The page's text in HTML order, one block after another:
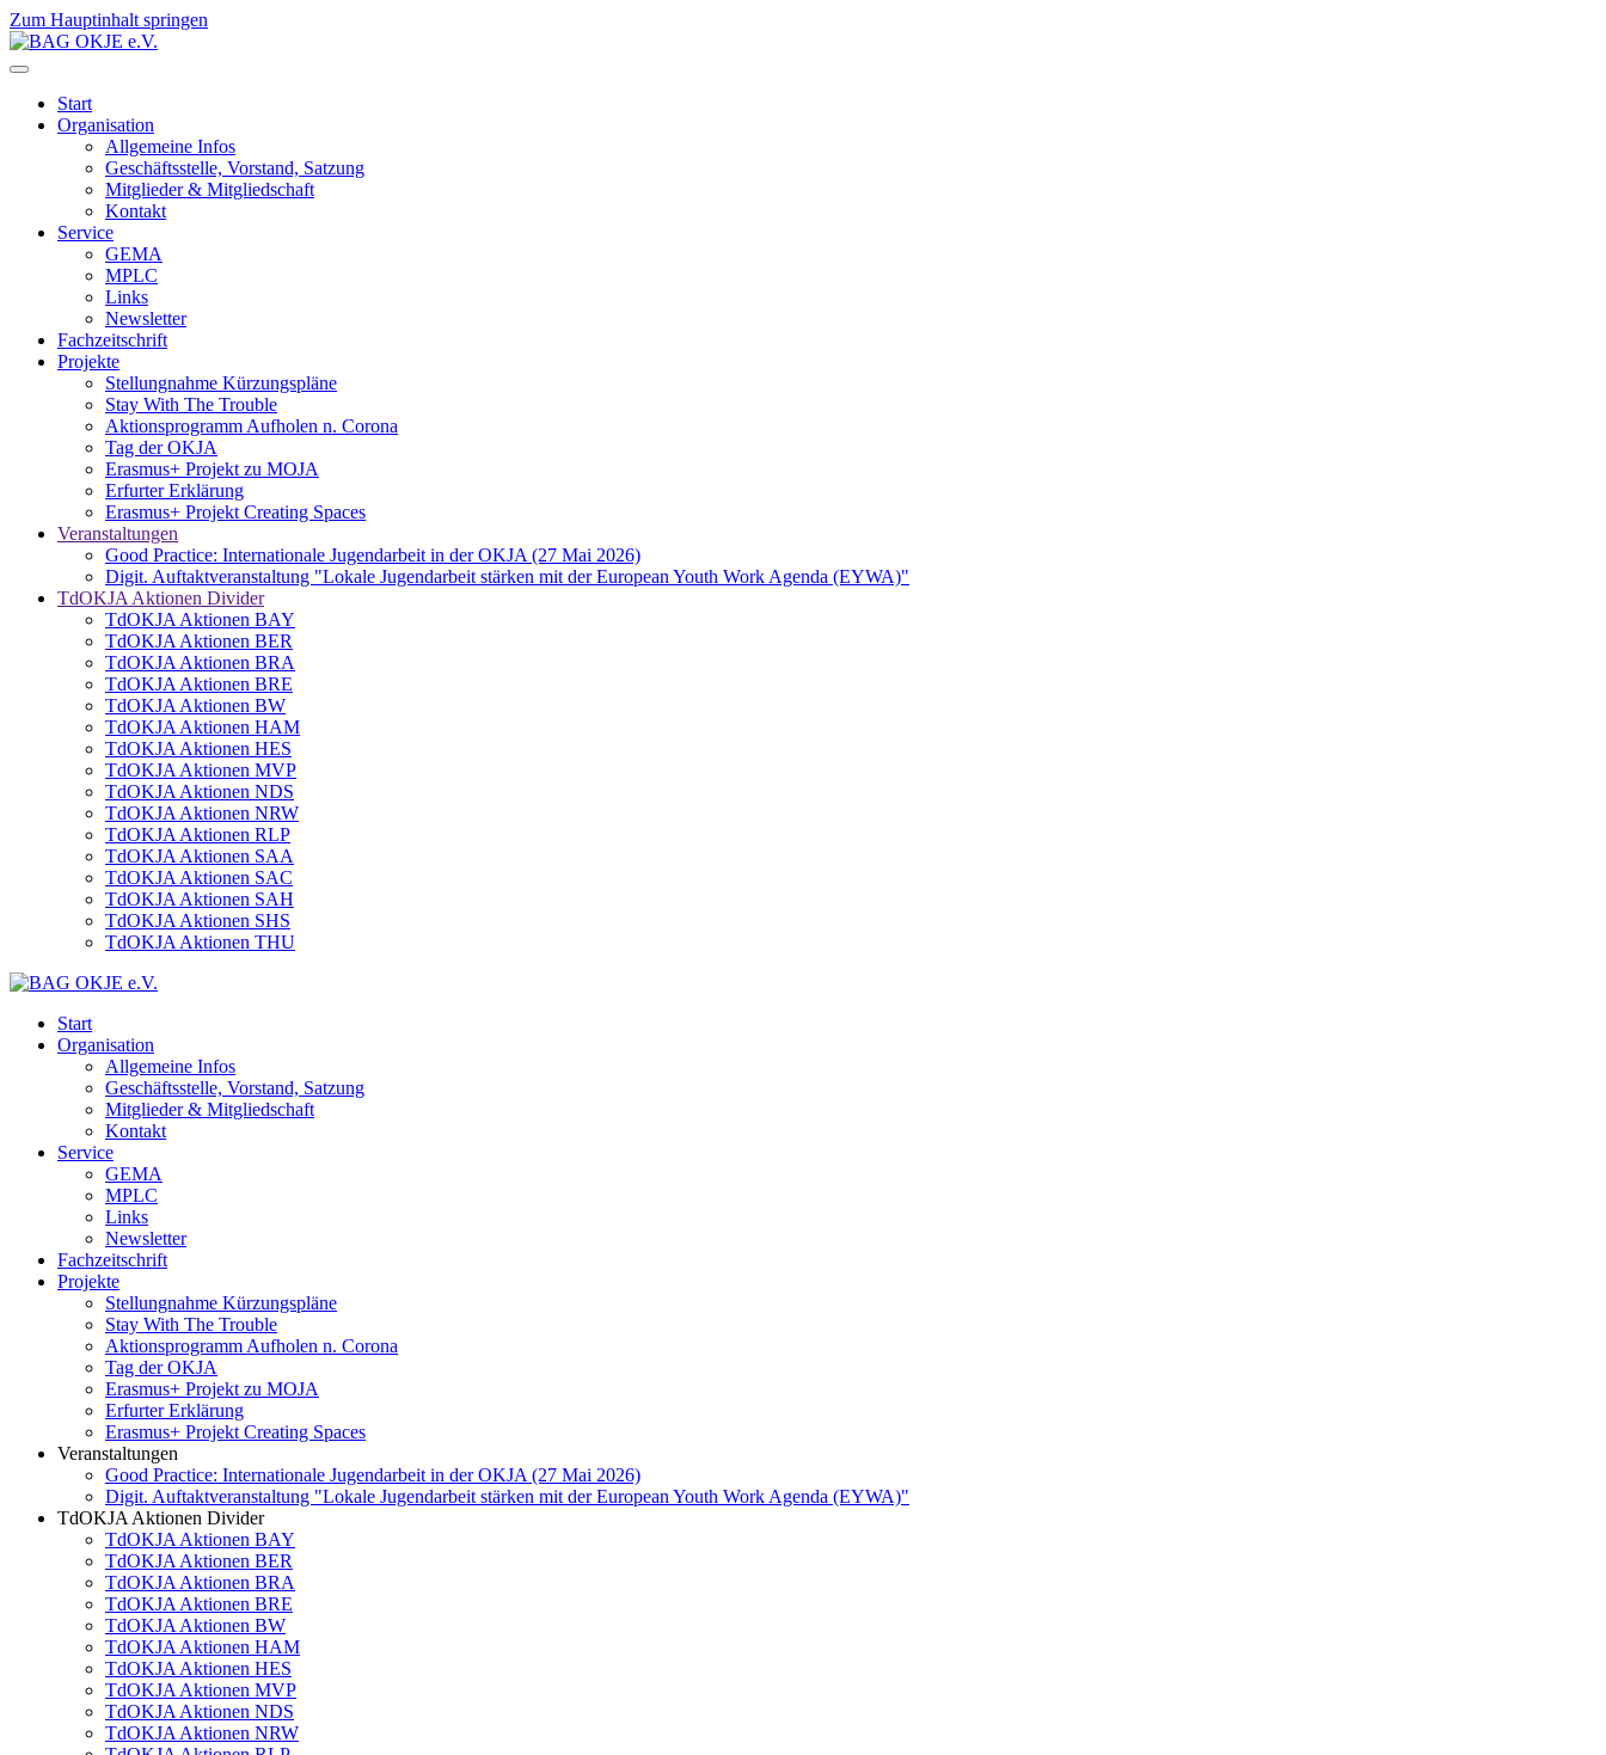
Zum Hauptinhalt springen
Start
Organisation
Allgemeine Infos
Geschäftsstelle, Vorstand, Satzung
Mitglieder & Mitgliedschaft
Kontakt
Service
GEMA
MPLC
Links
Newsletter
Fachzeitschrift
Projekte
Stellungnahme Kürzungspläne
Stay With The Trouble
Aktionsprogramm Aufholen n. Corona
Tag der OKJA
Erasmus+ Projekt zu MOJA
Erfurter Erklärung
Erasmus+ Projekt Creating Spaces
Veranstaltungen
Good Practice: Internationale Jugendarbeit in der OKJA (27 Mai 2026)
Digit. Auftaktveranstaltung "Lokale Jugendarbeit stärken mit der European Youth Work Agenda (EYWA)"
TdOKJA Aktionen Divider
TdOKJA Aktionen BAY
TdOKJA Aktionen BER
TdOKJA Aktionen BRA
TdOKJA Aktionen BRE
TdOKJA Aktionen BW
TdOKJA Aktionen HAM
TdOKJA Aktionen HES
TdOKJA Aktionen MVP
TdOKJA Aktionen NDS
TdOKJA Aktionen NRW
TdOKJA Aktionen RLP
TdOKJA Aktionen SAA
TdOKJA Aktionen SAC
TdOKJA Aktionen SAH
TdOKJA Aktionen SHS
TdOKJA Aktionen THU
Start
Organisation
Allgemeine Infos
Geschäftsstelle, Vorstand, Satzung
Mitglieder & Mitgliedschaft
Kontakt
Service
GEMA
MPLC
Links
Newsletter
Fachzeitschrift
Projekte
Stellungnahme Kürzungspläne
Stay With The Trouble
Aktionsprogramm Aufholen n. Corona
Tag der OKJA
Erasmus+ Projekt zu MOJA
Erfurter Erklärung
Erasmus+ Projekt Creating Spaces
Veranstaltungen
Good Practice: Internationale Jugendarbeit in der OKJA (27 Mai 2026)
Digit. Auftaktveranstaltung "Lokale Jugendarbeit stärken mit der European Youth Work Agenda (EYWA)"
TdOKJA Aktionen Divider
TdOKJA Aktionen BAY
TdOKJA Aktionen BER
TdOKJA Aktionen BRA
TdOKJA Aktionen BRE
TdOKJA Aktionen BW
TdOKJA Aktionen HAM
TdOKJA Aktionen HES
TdOKJA Aktionen MVP
TdOKJA Aktionen NDS
TdOKJA Aktionen NRW